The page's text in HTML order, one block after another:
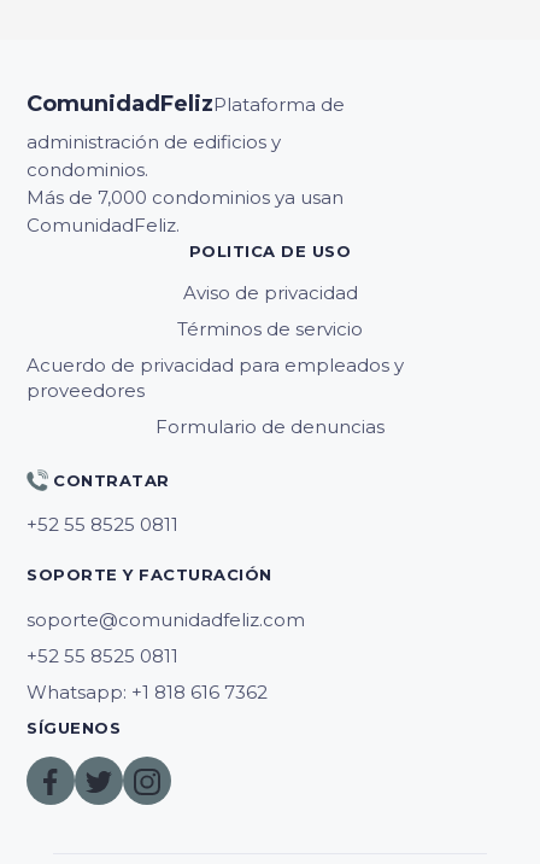
ComunidadFelizPlataforma de
administración de edificios y
condominios.
Más de 7,000 condominios ya usan
ComunidadFeliz.
POLITICA DE USO
Aviso de privacidad
Términos de servicio
Acuerdo de privacidad para empleados y
proveedores
Formulario de denuncias
CONTRATAR
SOPORTE Y FACTURACIÓN
soporte@comunidadfeliz.com
Whatsapp: +1 818 616 7362
SÍGUENOS